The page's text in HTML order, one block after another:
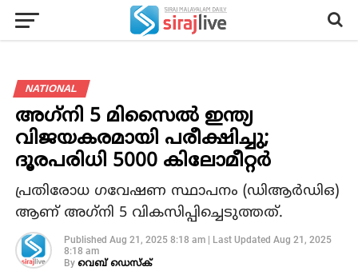
NATIONAL
അഗ്‌നി 5 മിസൈല്‍ ഇന്ത്യ
വിജയകരമായി പരീക്ഷിച്ചു;
ദൂരപരിധി 5000 കിലോമീറ്റര്‍
പ്രതിരോധ ഗവേഷണ സ്ഥാപനം (ഡിആര്‍ഡിഒ)
ആണ് അഗ്‌നി 5 വികസിപ്പിച്ചെടുത്തത്.
Published Aug 21, 2025 8:18 am| Last Updated Aug 21, 2025
8:18 am
By വെബ് ഡെസ്‌ക്